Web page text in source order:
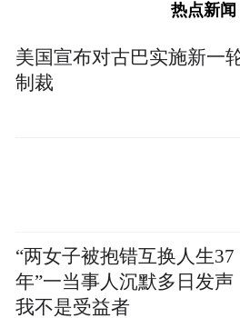
机制仅对与伊朗合作的商
伊朗将收取必要的费用
提供的专业服务的交换
走高，超出市场预期。
数据显示，经季节调整后
热点新闻
美国宣布对古巴实施新一
制裁
“两女子被抱错互换人生37
年”一当事人沉默多日发声
我不是受益者